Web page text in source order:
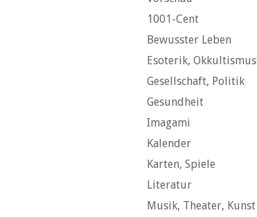
1001-Cent
Bewusster Leben
Esoterik, Okkultismus
Gesellschaft, Politik
Gesundheit
Imagami
Kalender
Karten, Spiele
Literatur
Musik, Theater, Kunst